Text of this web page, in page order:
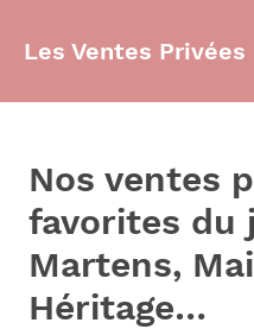
Les Ventes Privées
Nos ventes
favorites du
Martens,
Héritage…